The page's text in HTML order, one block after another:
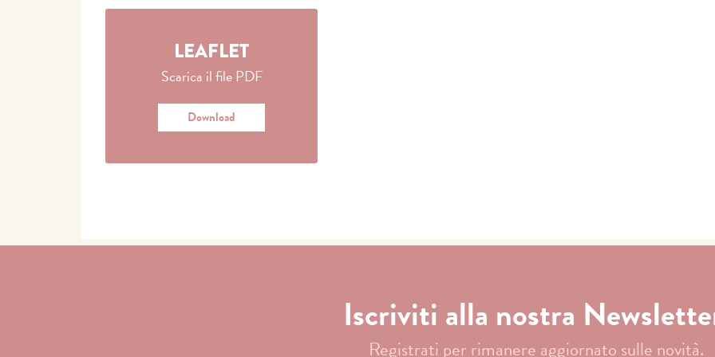
LEAFLET
Scarica il file PDF
Download
Iscriviti alla nostra
Registrati per rimanere aggiornato sulle novità.